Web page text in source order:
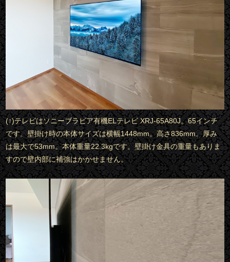
(↑)テレビはソニーブラビア有機ELテレビ XRJ-65A80J。65インチ
です。壁掛け時の本体サイズは横幅1448mm。高さ836mm。厚み
は最大で53mm。本体重量22.3kgです。壁掛け金具の重量もありま
すので壁内部に補強はかかせません。